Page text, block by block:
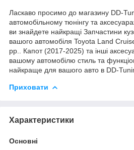
Ласкаво просимо до магазину DD-
автомобільному тюнінгу та
ви знайдете найкращі Запчастини
вашого автомобіля Toyota Land
рр.. Капот (2017-2025) та інші
вашому автомобілю стиль та
найкраще для вашого авто в DD-
Приховати
Характеристики
Основні